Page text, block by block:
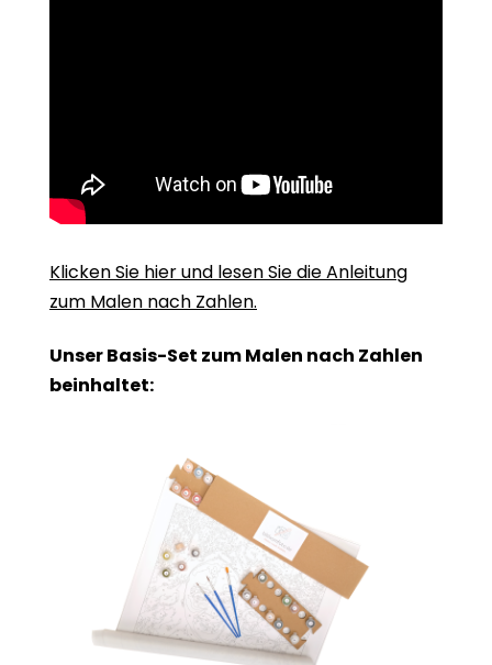
Klicken Sie hier und lesen Sie die Anleitung
zum Malen nach Zahlen.
Unser Basis-Set zum Malen nach Zahlen
beinhaltet: